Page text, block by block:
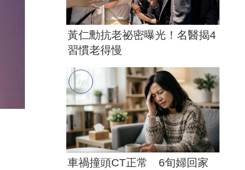
黃仁勳抗老祕密曝光！名醫揭4
習慣老得慢
車禍撞頭CT正常 6旬婦回家